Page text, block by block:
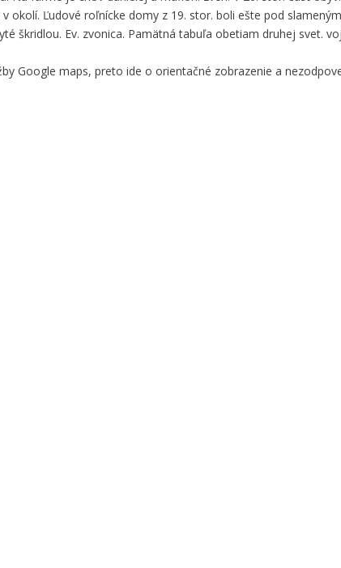
okolí. Ľudové roľnícke domy z 19. stor. boli ešte pod
škridlou. Ev. zvonica. Pamätná tabuľa obetiam druhej svet.
Google maps, preto ide o orientačné zobrazenie a